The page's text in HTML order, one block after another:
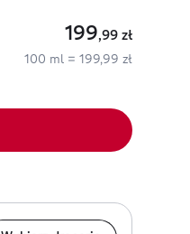
199,99 zł
100 ml = 199,99 zł